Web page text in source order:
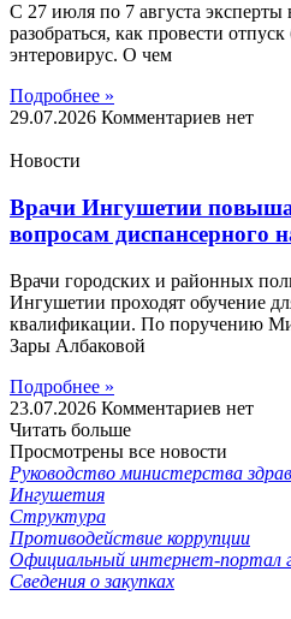
С 27 июля по 7 августа эксперты
разобраться, как провести
энтеровирус. О чем
Подробнее »
29.07.2026 Комментариев нет
Новости
Врачи Ингушетии
вопросам диспансерного
Врачи городских и районных
Ингушетии проходят обучение
квалификации. По поручению
Зары Албаковой
Подробнее »
23.07.2026 Комментариев нет
Читать больше
Просмотрены все новости
Руководство министерства
Ингушетия
Структура
Противодействие коррупции
Официальный интернет-портал
Сведения о закупках